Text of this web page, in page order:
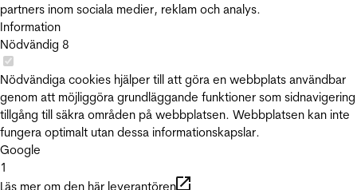
partners inom sociala medier, reklam och analys.
Information
Nödvändig 8
Nödvändiga cookies hjälper till att göra en webbplats användbar
genom att möjliggöra grundläggande funktioner som
tillgång till säkra områden på webbplatsen. Webbplatsen kan inte
fungera optimalt utan dessa informationskapslar.
Google
1
Läs mer om den här leverantören